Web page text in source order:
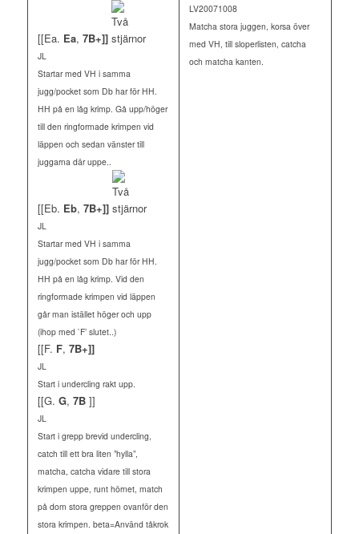
[[Ea. Ea, 7B+]]
JL
Startar med VH i samma
jugg/pocket som Db har för HH.
HH på en låg krimp. Gå upp/höger
till den ringformade krimpen vid
läppen och sedan vänster till
juggarna där uppe..
[[Eb. Eb, 7B+]]
JL
Startar med VH i samma
jugg/pocket som Db har för HH.
HH på en låg krimp. Vid den
ringformade krimpen vid läppen
går man istället höger och upp
(ihop med `F’ slutet..)
[[F. F, 7B+]]
JL
Start i undercling rakt upp.
[[G. G, 7B]]
JL
Start i grepp brevid undercling,
catch till ett bra liten ”hylla”,
matcha, catcha vidare till stora
krimpen uppe, runt hörnet, match
på dom stora greppen ovanför den
stora krimpen. beta=Använd tåkrok
LV20071008
Matcha stora juggen, korsa över
med VH, till sloperlisten, catcha
och matcha kanten.